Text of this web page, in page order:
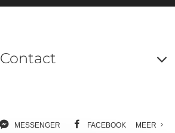
Contact
MESSENGER FACEBOOK MEER